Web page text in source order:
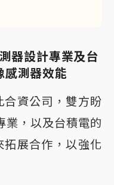
器設計專業及台
感測器效能
合資公司，雙方盼
業，以及台積電的
展合作，以強化